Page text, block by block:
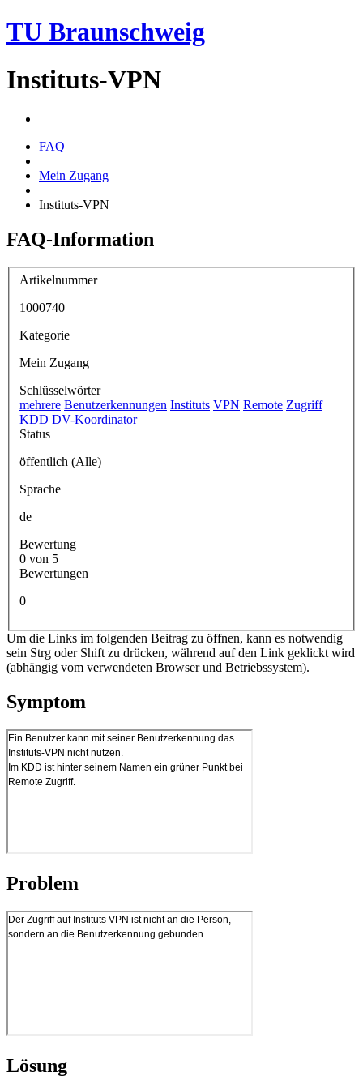
TU Braunschweig
Instituts-VPN
FAQ
Mein Zugang
Instituts-VPN
FAQ-Information
Artikelnummer
1000740
Kategorie
Mein Zugang
Schlüsselwörter
mehrere Benutzerkennungen Instituts VPN Remote Zugriff
KDD DV-Koordinator
Status
öffentlich (Alle)
Sprache
de
Bewertung
0 von 5
Bewertungen
0
Um die Links im folgenden Beitrag zu öffnen, kann es notwendig
sein Strg oder Shift zu drücken, während auf den Link geklickt wird
(abhängig vom verwendeten Browser und Betriebssystem).
Symptom
Problem
Lösung